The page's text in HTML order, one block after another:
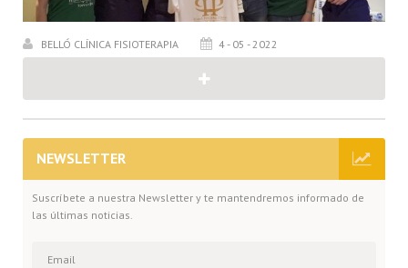
BELLÓ CLÍNICA FISIOTERAPIA 4 - 05 - 2022
NEWSLETTER
Suscríbete a nuestra Newsletter y te mantendremos informado de
las últimas noticias.